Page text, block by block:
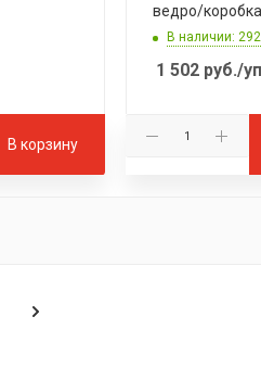
В корзину
ведро/коробка
В наличии: 292
1 502руб./уп